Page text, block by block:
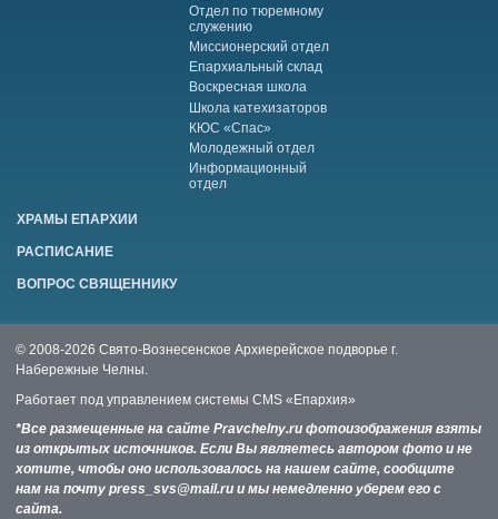
Отдел по тюремному
служению
Миссионерский отдел
Епархиальный склад
Воскресная школа
Школа катехизаторов
КЮС «Спас»
Молодежный отдел
Информационный
отдел
ХРАМЫ ЕПАРХИИ
РАСПИСАНИЕ
ВОПРОС СВЯЩЕННИКУ
© 2008-2026 Свято-Вознесенское Архиерейское подворье г.
Набережные Челны.
Работает под управлением системы CMS «Епархия»
*Все размещенные на сайте Pravchelny.ru фотоизображения взяты
из открытых источников. Если Вы являетесь автором фото и не
хотите, чтобы оно использовалось на нашем сайте, сообщите
нам на почту press_svs@mail.ru и мы немедленно уберем его с
сайта.